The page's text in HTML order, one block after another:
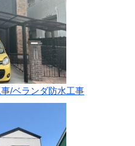
/ベランダ防水工事